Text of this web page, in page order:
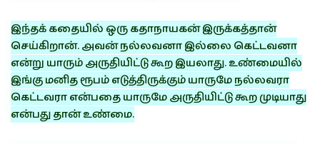
இந்தக் கதையில் ஒரு கதாநாயகன் இருக்கத்தான்
செய்கிறான். அவன் நல்லவனா இல்லை கெட்டவனா
என்று யாரும் அருதியிட்டு கூற இயலாது. உண்மையில்
இங்கு மனித ரூபம் எடுத்திருக்கும் யாருமே நல்லவரா
கெட்டவரா என்பதை யாருமே அருதியிட்டு கூற முடியாது
என்பது தான் உண்மை.